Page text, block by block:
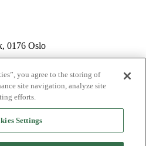
0176 Oslo
you agree to the storing of
site navigation, analyze site
efforts.
Settings